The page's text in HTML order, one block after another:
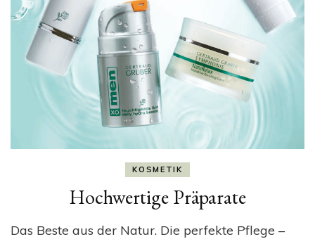
KOSMETIK
Hochwertige Präparate
Das Beste aus der Natur. Die perfekte Pflege –